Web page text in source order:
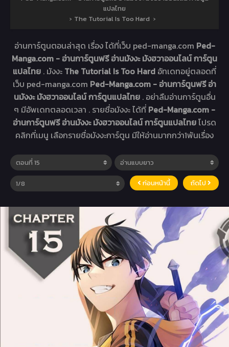
แปลไทย
› The Tutorial Is Too Hard ›
อ่านการ์ตูนตอนล่าสุด เรื่องได้ที่เว็บ ped-manga.com Ped-
Manga.com - อ่านการ์ตูนฟรี อ่านมังงะ มังฮวาออนไลน์ การ์ตูน
แปลไทย . มังงะ The Tutorial Is Too Hard อัทเดทอยู่ตลอดที่
เว็บ ped-manga.com Ped-Manga.com - อ่านการ์ตูนฟรี อ่า
นมังงะ มังฮวาออนไลน์ การ์ตูนแปลไทย . อย่าลืมอ่านการ์ตูนอื่น
ๆ มีอัพเดทตลอดเวลา . รายชื่อมังงะ ได้ที่ Ped-Manga.com -
อ่านการ์ตูนฟรี อ่านมังงะ มังฮวาออนไลน์ การ์ตูนแปลไทยโปรด
คลิกที่เมนู เลือกรายชื่อมังงะการ์ตูน มีให้อ่านมากกว่า1พันเรื่อง
ก่อนหน้านี้ ถัดไป